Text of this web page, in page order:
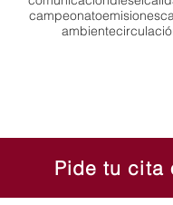
campeonatoemisiones
ambiente
Pide tu cita